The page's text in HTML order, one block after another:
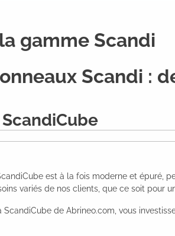
gamme Scandi
Scandi :
est à la fois moderne et épuré,
variés de nos clients, que ce soit pour
ScandiCube de Abrineo.com, vous